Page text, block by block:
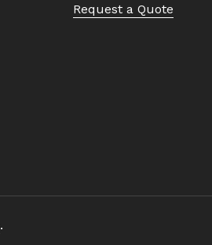
Request a Quote
.